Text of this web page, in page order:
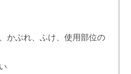
かぶれ、ふけ、使用部位の